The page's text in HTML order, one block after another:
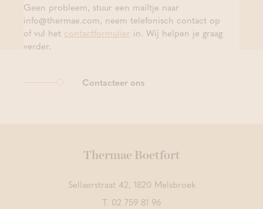
Geen probleem, stuur een mailtje naar
info@thermae.com, neem telefonisch contact op
of vul het contactformulier in. Wij helpen je graag
verder.
Contacteer ons
Thermae Boetfort
Sellaerstraat 42, 1820 Melsbroek
T. 02 759 81 96